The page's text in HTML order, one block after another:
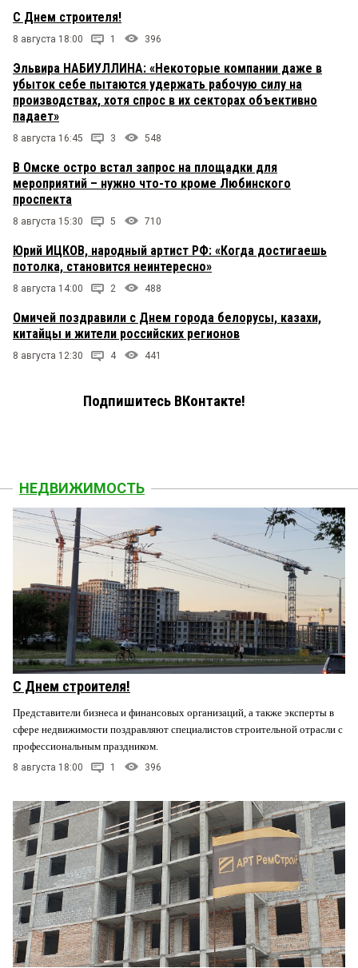
С Днем строителя!
8 августа 18:00 1 396
Эльвира НАБИУЛЛИНА: «Некоторые компании даже в
убыток себе пытаются удержать рабочую силу на
производствах, хотя спрос в их секторах объективно
падает»
8 августа 16:45 3 548
В Омске остро встал запрос на площадки для
мероприятий – нужно что-то кроме Любинского
проспекта
8 августа 15:30 5 710
Юрий ИЦКОВ, народный артист РФ: «Когда достигаешь
потолка, становится неинтересно»
8 августа 14:00 2 488
Омичей поздравили с Днем города белорусы, казахи,
китайцы и жители российских регионов
8 августа 12:30 4 441
Подпишитесь ВКонтакте!
НЕДВИЖИМОСТЬ
С Днем строителя!
Представители бизнеса и финансовых организаций, а также эксперты в
сфере недвижимости поздравляют специалистов строительной отрасли с
профессиональным праздником.
8 августа 18:00 1 396